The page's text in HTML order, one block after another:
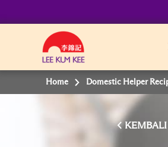
Home Domestic Helper
KEMBALI